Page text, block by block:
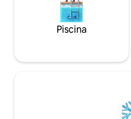
Piscina